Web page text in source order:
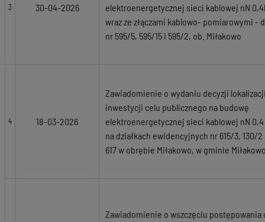
3 30-04-2026
elektroenergetycznej sieci kablowej nN
wraz ze złączami kablowo- pomiarowymi -
nr 595/5, 595/15 i 595/2, ob. Miłakowo
4 18-03-2026
Zawiadomienie o wydaniu decyzji
inwestycji celu publicznego na budowę
elektroenergetycznej sieci kablowej nN 0,4
na działkach ewidencyjnych nr 615/3, 130/2
617 w obrębie Miłakowo, w gminie
Zawiadomienie o wszczęciu postępowania